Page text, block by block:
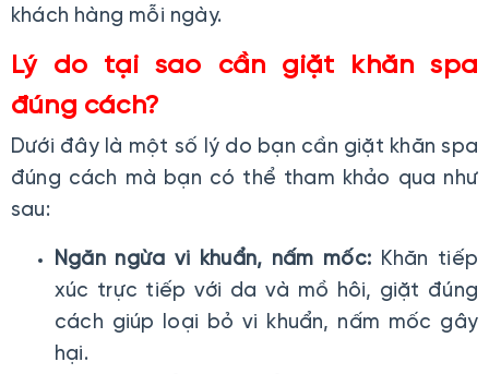
khách hàng mỗi ngày.
Lý do tại sao cần giặt khăn spa
đúng cách?
Dưới đây là một số lý do bạn cần giặt khăn spa
đúng cách mà bạn có thể tham khảo qua như
sau:
Ngăn ngừa vi khuẩn, nấm mốc: Khăn tiếp
xúc trực tiếp với da và mồ hôi, giặt đúng
cách giúp loại bỏ vi khuẩn, nấm mốc gây
hại.